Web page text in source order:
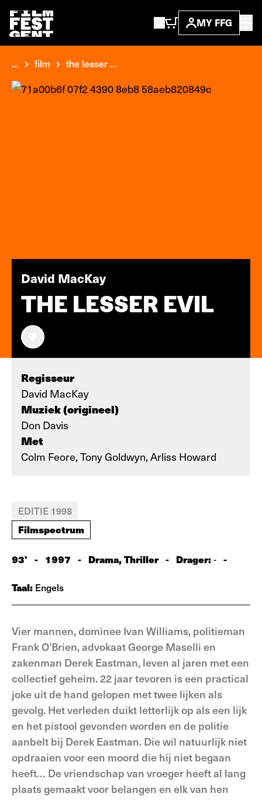
MY FFG
... film the lesser ...
David MacKay
THE LESSER EVIL
Regisseur
David MacKay
Muziek (origineel)
Don Davis
Met
Colm Feore, Tony Goldwyn, Arliss Howard
EDITIE 1998
Filmspectrum
93' - 1997 - Drama, Thriller - Drager:- -
Taal: Engels
Vier mannen, dominee Ivan Williams, politieman
Frank O’Brien, advokaat George Maselli en
zakenman Derek Eastman, leven al jaren met een
collectief geheim. 22 jaar tevoren is een practical
joke uit de hand gelopen met twee lijken als
gevolg. Het verleden duikt letterlijk op als een lijk
en het pistool gevonden worden en de politie
aanbelt bij Derek Eastman. Die wil natuurlijk niet
opdraaien voor een moord die hij niet begaan
heeft… De vriendschap van vroeger heeft al lang
plaats gemaakt voor belangen en elk van hen